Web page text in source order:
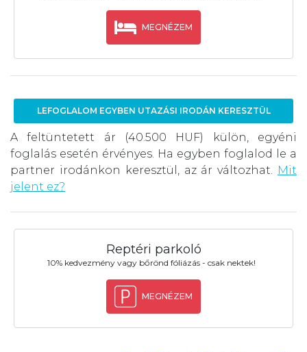
MEGNÉZEM
LEFOGLALOM EGYBEN UTAZÁSI IRODÁN KERESZTÜL
A feltüntetett ár (40.500 HUF) külön, egyéni
foglalás esetén érvényes. Ha egyben foglalod le a
partner irodánkon keresztül, az ár változhat. Mit
jelent ez?
Reptéri parkoló
10% kedvezmény vagy bőrönd fóliázás - csak nektek!
MEGNÉZEM